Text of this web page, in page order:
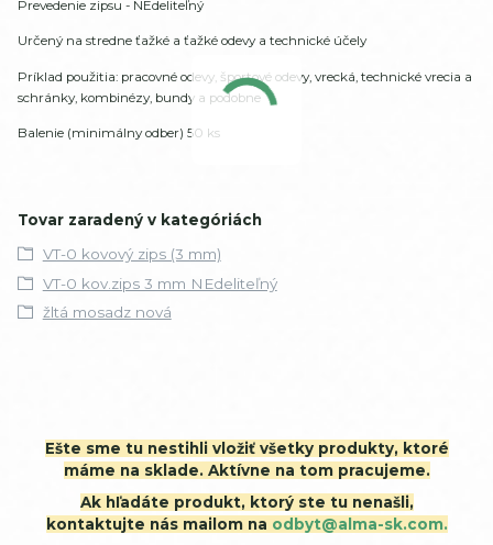
Prevedenie zipsu - NEdeliteľný
Určený na stredne ťažké a ťažké odevy a technické účely
Príklad použitia: pracovné odevy, športové odevy, vrecká, technické vrecia a
schránky, kombinézy, bundy a podobne
Balenie (minimálny odber) 50 ks
Tovar zaradený v kategóriách
VT-0 kovový zips (3 mm)
VT-0 kov.zips 3 mm NEdeliteľný
žltá mosadz nová
Ešte sme tu nestihli vložiť všetky produkty, ktoré
máme na sklade. Aktívne na tom pracujeme.
Ak hľadáte produkt, ktorý ste tu nenašli,
kontaktujte nás mailom na odbyt@alma-sk.com.